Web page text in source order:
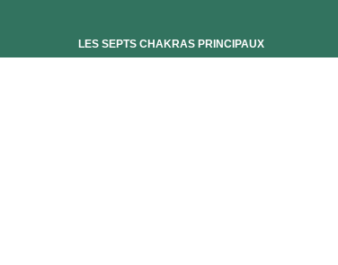
LES SEPTS CHAKRAS PRINCIPAUX